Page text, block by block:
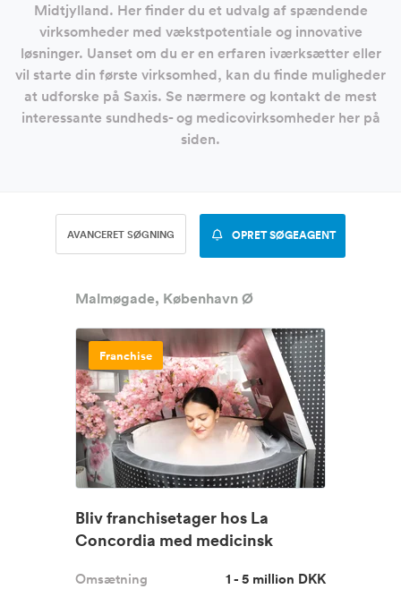
Midtjylland. Her finder du et udvalg af spændende
virksomheder med vækstpotentiale og innovative
løsninger. Uanset om du er en erfaren iværksætter eller
vil starte din første virksomhed, kan du finde muligheder
at udforske på Saxis. Se nærmere og kontakt de mest
interessante sundheds- og medicovirksomheder her på
siden.
AVANCERET SØGNING OPRET SØGEAGENT
Malmøgade, København Ø
Franchise
Bliv franchisetager hos La
Concordia med medicinsk
Omsætning
1 - 5 million DKK